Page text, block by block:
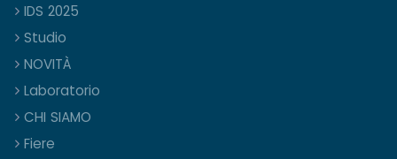
IDS 2025
Studio
NOVITÀ
Laboratorio
CHI SIAMO
Fiere